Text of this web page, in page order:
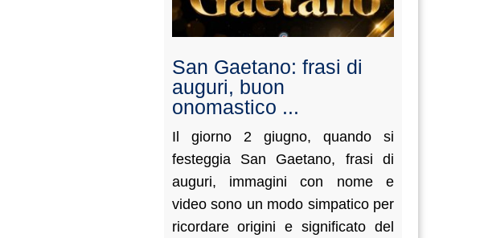
San Gaetano: frasi di
auguri, buon
onomastico ...
Il giorno 2 giugno, quando si
festeggia San Gaetano, frasi di
auguri, immagini con nome e
video sono un modo simpatico per
ricordare origini e significato del